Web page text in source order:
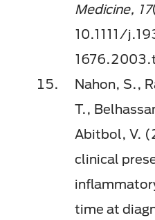
Medicine, 17
10.1111/
Nahon, S.,
T.,
Abitbol, V.
clinical
time at